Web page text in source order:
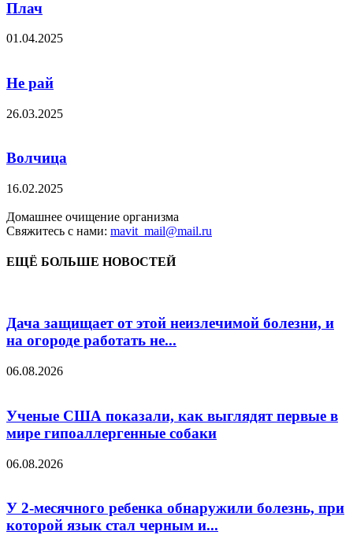
Плач
01.04.2025
Не рай
26.03.2025
Волчица
16.02.2025
Домашнее очищение организма
Свяжитесь с нами: mavit_mail@mail.ru
ЕЩЁ БОЛЬШЕ НОВОСТЕЙ
Дача защищает от этой неизлечимой болезни, и
на огороде работать не...
06.08.2026
Ученые США показали, как выглядят первые в
мире гипоаллергенные собаки
06.08.2026
У 2-месячного ребенка обнаружили болезнь, при
которой язык стал черным и...